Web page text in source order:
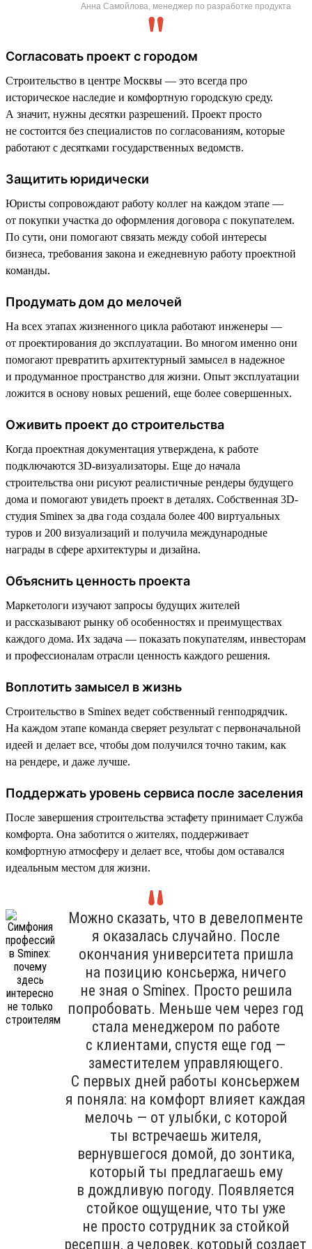
Анна Самойлова, менеджер по разработке продукта
Согласовать проект с городом
Строительство в центре Москвы — это всегда про
историческое наследие и комфортную городскую среду.
А значит, нужны десятки разрешений. Проект просто
не состоится без специалистов по согласованиям, которые
работают с десятками государственных ведомств.
Защитить юридически
Юристы сопровождают работу коллег на каждом этапе —
от покупки участка до оформления договора с покупателем.
По сути, они помогают связать между собой интересы
бизнеса, требования закона и ежедневную работу проектной
команды.
Продумать дом до мелочей
На всех этапах жизненного цикла работают инженеры —
от проектирования до эксплуатации. Во многом именно они
помогают превратить архитектурный замысел в надежное
и продуманное пространство для жизни. Опыт эксплуатации
ложится в основу новых решений, еще более совершенных.
Оживить проект до строительства
Когда проектная документация утверждена, к работе
подключаются 3D-визуализаторы. Еще до начала
строительства они рисуют реалистичные рендеры будущего
дома и помогают увидеть проект в деталях. Собственная 3D-
студия Sminex за два года создала более 400 виртуальных
туров и 200 визуализаций и получила международные
награды в сфере архитектуры и дизайна.
Объяснить ценность проекта
Маркетологи изучают запросы будущих жителей
и рассказывают рынку об особенностях и преимуществах
каждого дома. Их задача — показать покупателям, инвесторам
и профессионалам отрасли ценность каждого решения.
Воплотить замысел в жизнь
Строительство в Sminex ведет собственный генподрядчик.
На каждом этапе команда сверяет результат с первоначальной
идеей и делает все, чтобы дом получился точно таким, как
на рендере, и даже лучше.
Поддержать уровень сервиса после заселения
После завершения строительства эстафету принимает Служба
комфорта. Она заботится о жителях, поддерживает
комфортную атмосферу и делает все, чтобы дом оставался
идеальным местом для жизни.
Можно сказать, что в девелопменте
я оказалась случайно. После
окончания университета пришла
на позицию консьержа, ничего
не зная о Sminex. Просто решила
попробовать. Меньше чем через год
стала менеджером по работе
с клиентами, спустя еще год —
заместителем управляющего.
С первых дней работы консьержем
я поняла: на комфорт влияет каждая
мелочь — от улыбки, с которой
ты встречаешь жителя,
вернувшегося домой, до зонтика,
который ты предлагаешь ему
в дождливую погоду. Появляется
стойкое ощущение, что ты уже
не просто сотрудник за стойкой
ресепшн, а человек, который создает